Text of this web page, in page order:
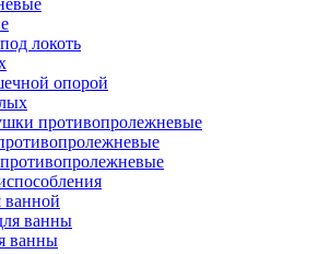
локоть
опорой
противопролежневые
ванной
ванны
ванны